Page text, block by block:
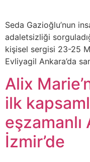
Seda Gazioğlu’nun
adaletsizliği
kişisel sergisi 23-25
Evliyagil Ankara’da
Alix
ilk
eşzamanlı
İzmir’de